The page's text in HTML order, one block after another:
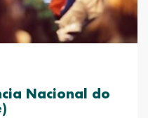
Nacional do